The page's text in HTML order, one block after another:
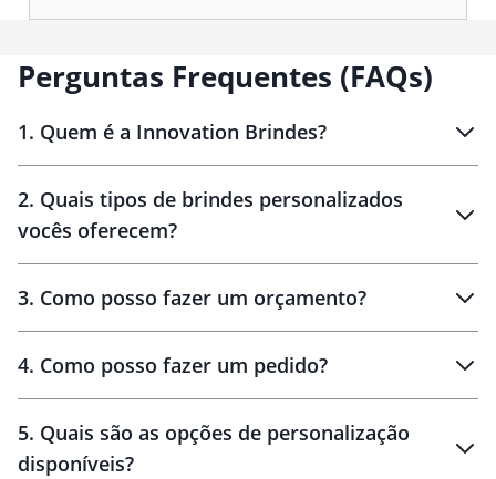
Perguntas Frequentes (FAQs)
1. Quem é a Innovation Brindes?
Brindes personalizados
2. Quais tipos de brindes personalizados
vocês oferecem?
personalizados
3. Como posso fazer um orçamento?
brinde
personalização
4. Como posso fazer um pedido?
amostra virtual
5. Quais são as opções de personalização
disponíveis?